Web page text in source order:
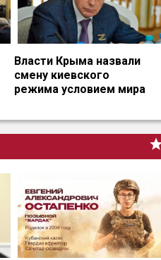
Власти Крыма назвали
смену киевского
режима условием мира